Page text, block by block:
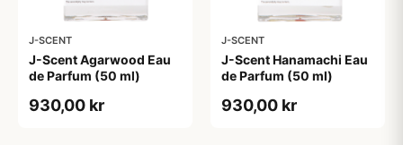
J-SCENT
J-Scent Agarwood Eau
de Parfum (50 ml)
930,00 kr
J-SCENT
J-Scent Hanamachi Eau
de Parfum (50 ml)
930,00 kr